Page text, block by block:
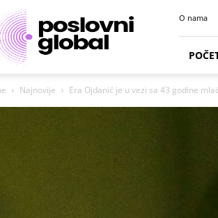
O nama
Najnovije Era Ojdanić je u vezi sa 43 godine